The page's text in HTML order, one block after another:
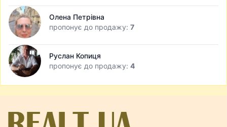
Олена Петрівна
пропонує до продажу: 7
Руслан Копиця
пропонує до продажу: 4